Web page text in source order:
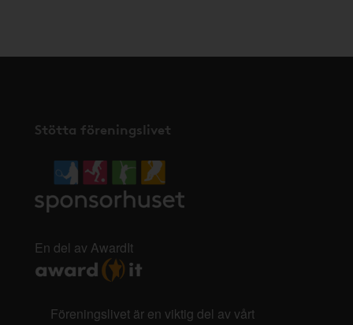
Stötta föreningslivet
En del av AwardIt
Föreningslivet är en viktig del av vårt